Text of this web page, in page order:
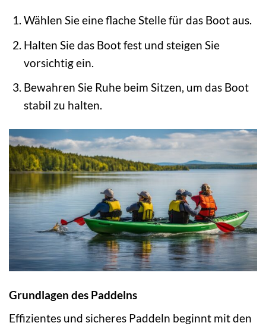
Wählen Sie eine flache Stelle für das Boot aus.
Halten Sie das Boot fest und steigen Sie
vorsichtig ein.
Bewahren Sie Ruhe beim Sitzen, um das Boot
stabil zu halten.
Grundlagen des Paddelns
Effizientes und sicheres Paddeln beginnt mit den